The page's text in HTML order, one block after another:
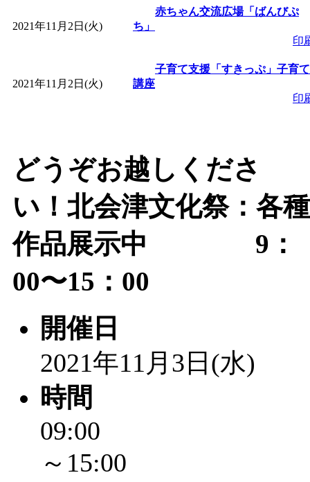
「子育て交流広場「
間：2026/07/13～
「子育て交流広場「
「赤ちゃん子育て講
付期間：2026/08/10～
「赤ちゃん子育て講
付期間：2026/08/10～
「まだまだ暑い！コ
レクリエーション
ットせよ！
「皆鶴姫のこびる塾
～」 受付期間：～
2021年11月2日(火)
赤ちゃん交流広場「ばんびぷ
ち」
印
2021年11月2日(火)
子育て支援「すきっぷ」子育て
講座
印
どうぞお越しくださ
い！北会津文化祭：各種
作品展示中 9：
00〜15：00
開催日
2021年11月3日(水)
時間
09:00
～15:00